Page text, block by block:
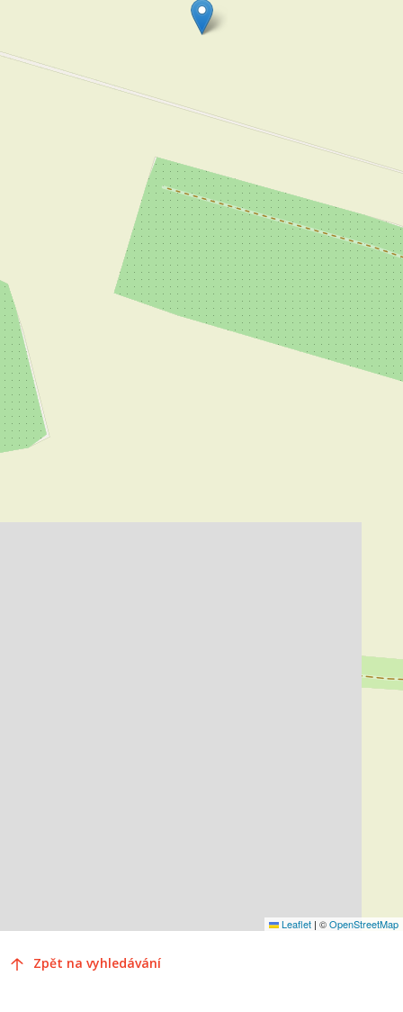
Leaflet | ©OpenStreetMap
Zpět na vyhledávání